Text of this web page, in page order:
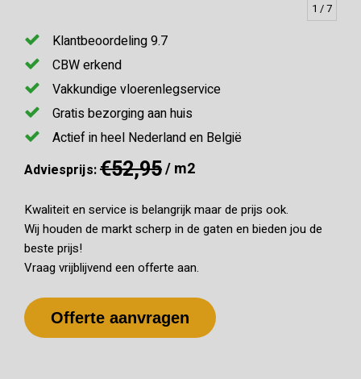
1 / 7
Klantbeoordeling 9.7
CBW erkend
Vakkundige vloerenlegservice
Gratis bezorging aan huis
Actief in heel Nederland en België
Adviesprijs:€52,95/ m2
Kwaliteit en service is belangrijk maar de prijs ook.
Wij houden de markt scherp in de gaten en bieden jou de
beste prijs!
Vraag vrijblijvend een offerte aan.
Offerte aanvragen